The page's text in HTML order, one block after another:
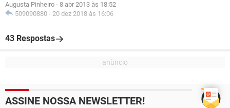
Augusta Pinheiro - 8 abr 2013 às 18:52
509090880 - 20 dez 2018 às 16:06
43 Respostas
ASSINE NOSSA NEWSLETTER!